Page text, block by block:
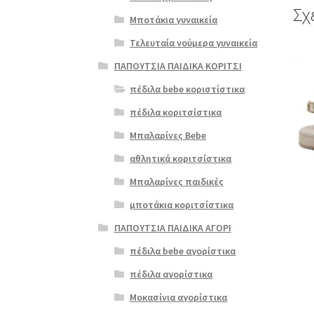
Οι
Μποτάκια γυναικεία
Τελευταία νούμερα γυναικεία
ΠΑΠΟΥΤΣΙΑ ΠΑΙΔΙΚΑ ΚΟΡΙΤΣΙ
πέδιλα bebe κοριστίστικα
πέδιλα κοριτσίστικα
Μπαλαρίνες Bebe
αθλητικά κοριτσίστικα
Μπαλαρίνες παιδικές
μποτάκια κοριτσίστικα
ΠΑΠΟΥΤΣΙΑ ΠΑΙΔΙΚΑ ΑΓΟΡΙ
πέδιλα bebe αγορίστικα
πέδιλα αγορίστικα
Μοκασίνια αγορίστικα